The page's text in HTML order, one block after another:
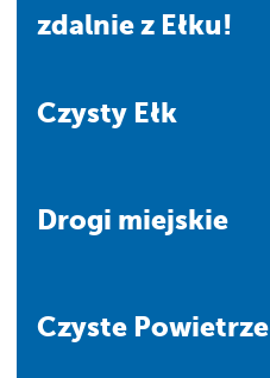
zdalnie z Ełku!
Czysty Ełk
Drogi miejskie
Czyste Powietrze